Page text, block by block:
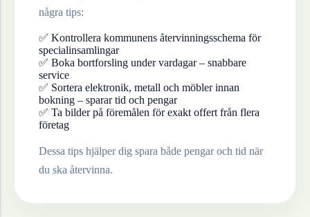
några tips:
✅ Kontrollera kommunens återvinningsschema för
specialinsamlingar
✅ Boka bortforsling under vardagar – snabbare
service
✅ Sortera elektronik, metall och möbler innan
bokning – sparar tid och pengar
✅ Ta bilder på föremålen för exakt offert från flera
företag
Dessa tips hjälper dig spara både pengar och tid när
du ska återvinna.